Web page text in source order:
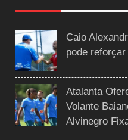
Caio
pode
Atalanta
Volante
Alvinegro